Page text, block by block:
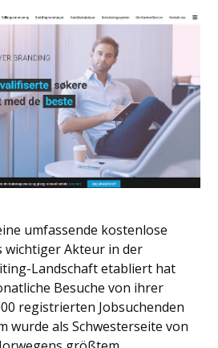
umfassende kostenlose
wichtiger Akteur in der
Landschaft etabliert hat
Besuche von ihrer
registrierten Jobsuchenden
wurde als Schwesterseite von